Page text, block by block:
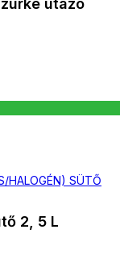
HALOGÉN) SÜTŐ
2, 5 L